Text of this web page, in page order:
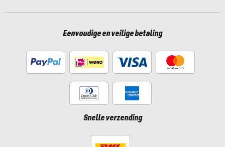
Eenvoudige en veilige betaling
Snelle verzending